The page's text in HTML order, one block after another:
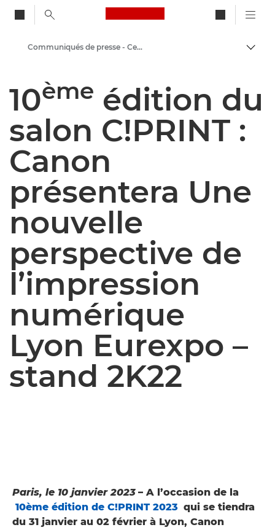
Canon Logo, back to
Presse
Communiqués de presse - Centre de presse Canon
10ème édition du
salon C!PRINT :
Canon
présentera Une
nouvelle
perspective de
l’impression
numérique
Lyon Eurexpo –
stand 2K22
Paris, le 10 janvier 2023 – A l’occasion de la
10ème édition de C!PRINT 2023 qui se tiendra
du 31 janvier au 02 février à Lyon, Canon